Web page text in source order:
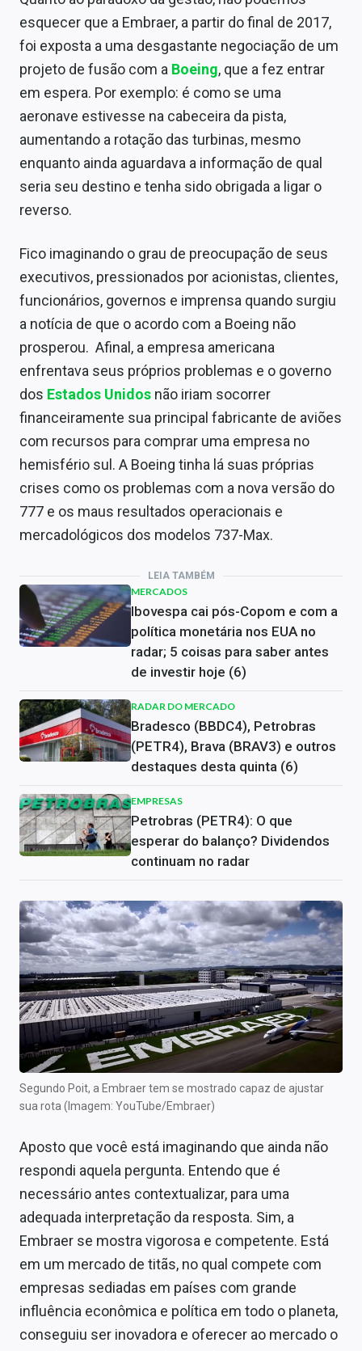
esquecer que a Embraer, a partir do final de 2017,
foi exposta a uma desgastante negociação de um
projeto de fusão com a Boeing, que a fez entrar
em espera. Por exemplo: é como se uma
aeronave estivesse na cabeceira da pista,
aumentando a rotação das turbinas, mesmo
enquanto ainda aguardava a informação de qual
seria seu destino e tenha sido obrigada a ligar o
reverso.
Fico imaginando o grau de preocupação de seus
executivos, pressionados por acionistas, clientes,
funcionários, governos e imprensa quando surgiu
a notícia de que o acordo com a Boeing não
prosperou. Afinal, a empresa americana
enfrentava seus próprios problemas e o governo
dos Estados Unidos não iriam socorrer
financeiramente sua principal fabricante de aviões
com recursos para comprar uma empresa no
hemisfério sul. A Boeing tinha lá suas próprias
crises como os problemas com a nova versão do
777 e os maus resultados operacionais e
mercadológicos dos modelos 737-Max.
LEIA TAMBÉM
MERCADOS
Ibovespa cai pós-Copom e com a
política monetária nos EUA no
radar; 5 coisas para saber antes
de investir hoje (6)
RADAR DO MERCADO
Bradesco (BBDC4), Petrobras
(PETR4), Brava (BRAV3) e outros
destaques desta quinta (6)
EMPRESAS
Petrobras (PETR4): O que
esperar do balanço? Dividendos
continuam no radar
Segundo Poit, a Embraer tem se mostrado capaz de ajustar
sua rota (Imagem: YouTube/Embraer)
Aposto que você está imaginando que ainda não
respondi aquela pergunta. Entendo que é
necessário antes contextualizar, para uma
adequada interpretação da resposta. Sim, a
Embraer se mostra vigorosa e competente. Está
em um mercado de titãs, no qual compete com
empresas sediadas em países com grande
influência econômica e política em todo o planeta,
conseguiu ser inovadora e oferecer ao mercado o